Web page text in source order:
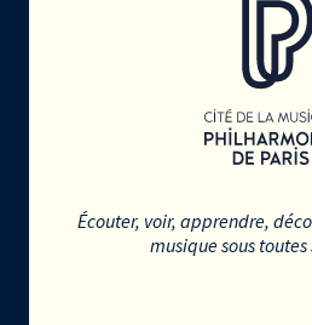
Écouter, voir, apprendre,
musique sous toutes